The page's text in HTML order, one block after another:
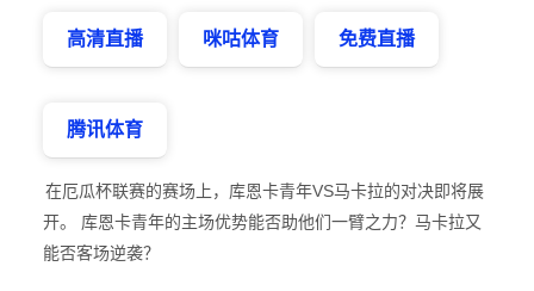
高清直播 咪咕体育 免费直播
腾讯体育
在厄瓜杯联赛的赛场上，库恩卡青年VS马卡拉的对决即将展
开。 库恩卡青年的主场优势能否助他们一臂之力？马卡拉又
能否客场逆袭？